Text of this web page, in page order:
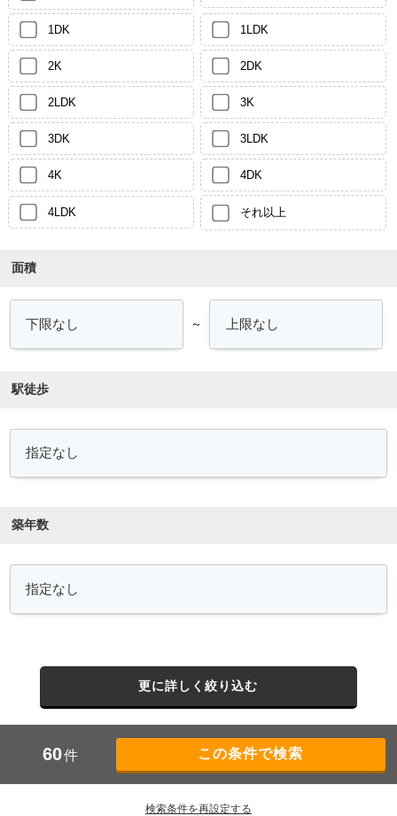
1DK 1LDK
2K 2DK
2LDK 3K
3DK 3LDK
4K 4DK
4LDK それ以上
面積
～
駅徒歩
築年数
更に詳しく絞り込む
60件
検索条件を再設定する